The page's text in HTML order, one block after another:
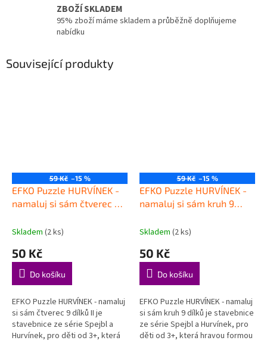
ZBOŽÍ SKLADEM
95% zboží máme skladem a průběžně doplňujeme
nabídku
Související produkty
59 Kč –15 %
EFKO Puzzle HURVÍNEK -
namaluj si sám čtverec 9
Skladem (2 ks)
50 Kč
Do košíku
EFKO Puzzle HURVÍNEK - namaluj
si sám čtverec 9 dílků II je
stavebnice ze série Spejbl a
Hurvínek, pro děti od 3+, která
59 Kč –15 %
EFKO Puzzle HURVÍNEK -
namaluj si sám kruh 9
Skladem (2 ks)
50 Kč
Do košíku
EFKO Puzzle HURVÍNEK - namaluj
si sám kruh 9 dílků je stavebnice
ze série Spejbl a Hurvínek, pro
děti od 3+, která hravou formou